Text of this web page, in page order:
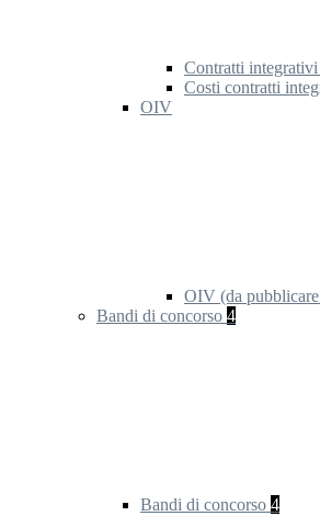
Contratti integrativi
Costi contratti
OIV
OIV (da
Bandi di concorso 4
Bandi di concorso 4